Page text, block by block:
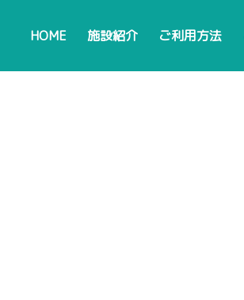
HOME 施設紹介 ご利用方法